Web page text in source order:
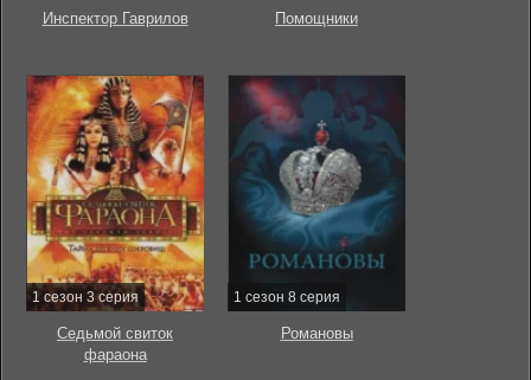
Инспектор Гаврилов Помощники
1 сезон 3 серия
Седьмой свиток
фараона
1 сезон 8 серия
Романовы